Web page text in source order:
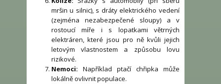
mršin u silnic), s dráty elektrického vedení
(zejména nezabezpečené sloupy) a v
rostoucí míře i s lopatkami větrných
elektráren, které jsou pro ně kvůli jejich
letovým vlastnostem a způsobu lovu
rizikové.
Nemoci: Například ptačí chřipka může
lokálně ovlivnit populace.